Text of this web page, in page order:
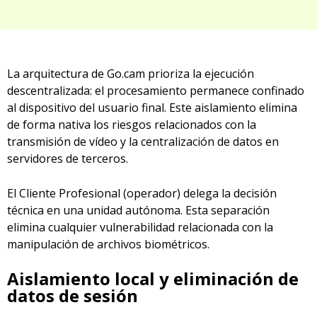
La arquitectura de Go.cam prioriza la ejecución
descentralizada: el procesamiento permanece confinado
al dispositivo del usuario final. Este aislamiento elimina
de forma nativa los riesgos relacionados con la
transmisión de vídeo y la centralización de datos en
servidores de terceros.
El Cliente Profesional (operador) delega la decisión
técnica en una unidad autónoma. Esta separación
elimina cualquier vulnerabilidad relacionada con la
manipulación de archivos biométricos.
Aislamiento local y eliminación de
datos de sesión